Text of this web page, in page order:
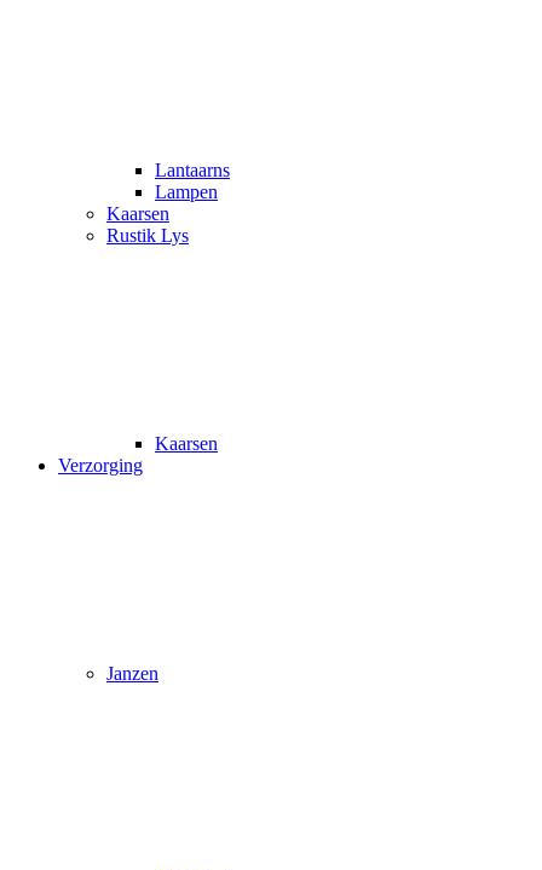
Lantaarns
Lampen
Kaarsen
Rustik Lys
Kaarsen
Verzorging
Janzen